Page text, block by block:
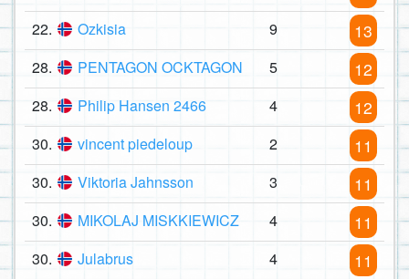
22. Ozkisia 9 13
28. PENTAGON OCKTAGON 5 12
28. Philip Hansen 2466 4 12
30. vincent piedeloup 2 11
30. Viktoria Jahnsson 3 11
30. MIKOLAJ MISKKIEWICZ 4 11
30. Julabrus 4 11